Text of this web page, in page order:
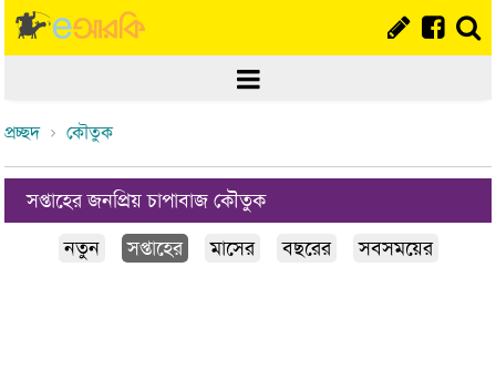
প্রচ্ছদ কৌতুক
সপ্তাহের জনপ্রিয় চাপাবাজ কৌতুক
নতুন
সপ্তাহের মাসের বছরের সবসময়ের